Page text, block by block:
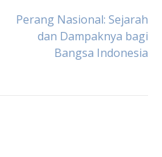
Perang Nasional: Sejarah
dan Dampaknya bagi
Bangsa Indonesia